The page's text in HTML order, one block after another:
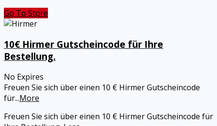
Go To Store
10€ Hirmer Gutscheincode für Ihre
Bestellung.
No Expires
Freuen Sie sich über einen 10 € Hirmer Gutscheincode
für...More
Freuen Sie sich über einen 10 € Hirmer Gutscheincode für